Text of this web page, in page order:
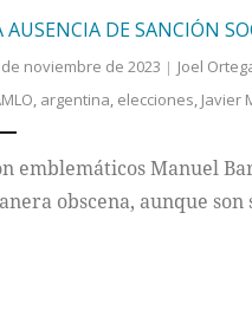
AUSENCIA DE SANCIÓN
de noviembre de 2023 Joel
argentina elecciones Javier
emblemáticos Manuel
obscena, aunque